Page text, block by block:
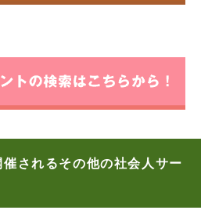
されるその他の社会人サー